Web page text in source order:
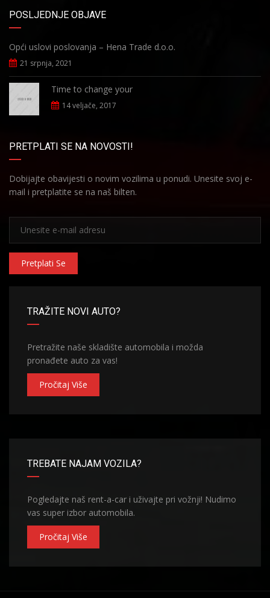
POSLJEDNJE OBJAVE
Opći uslovi poslovanja – Hena Trade d.o.o.
21 srpnja, 2021
Time to change your
14 veljače, 2017
PRETPLATI SE NA NOVOSTI!
Dobijajte obavijesti o novim vozilima u ponudi. Unesite svoj e-
mail i pretplatite se na naš bilten.
Pretplati Se
TRAŽITE NOVI AUTO?
Pretražite naše skladište automobila i možda
pronađete auto za vas!
Pročitaj Više
TREBATE NAJAM VOZILA?
Pogledajte naš rent-a-car i uživajte pri vožnji! Nudimo
vas super izbor automobila.
Pročitaj Više